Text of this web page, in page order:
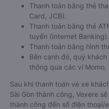
Thanh toán bằng thẻ
Card, JCB).
Thanh toán bằng thẻ
tuyến (Internet Banking).
Thanh toán bằng hình
Bên cạnh đó, quý
thông qua các ví Momo,
Sau khi thanh toán vé xe
Sài Gòn thành công, Vexere
thành công đến số điện thoại/